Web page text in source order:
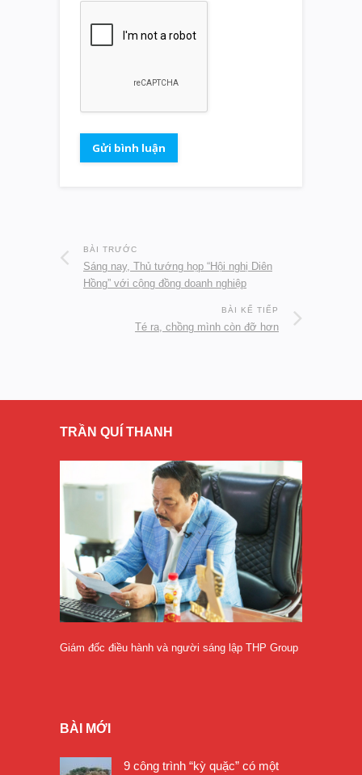
BÀI TRƯỚC
Sáng nay, Thủ tướng họp “Hội nghị Diên
Hồng” với cộng đồng doanh nghiệp
BÀI KẾ TIẾP
Té ra, chồng mình còn đỡ hơn
TRẦN QUÍ THANH
Giám đốc điều hành và người sáng lập THP Group
BÀI MỚI
9 công trình “kỳ quặc” có một